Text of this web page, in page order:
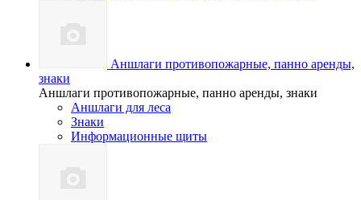
Аншлаги противопожарные, панно аренды,
знаки
Аншлаги противопожарные, панно аренды, знаки
Аншлаги для леса
Знаки
Информационные щиты